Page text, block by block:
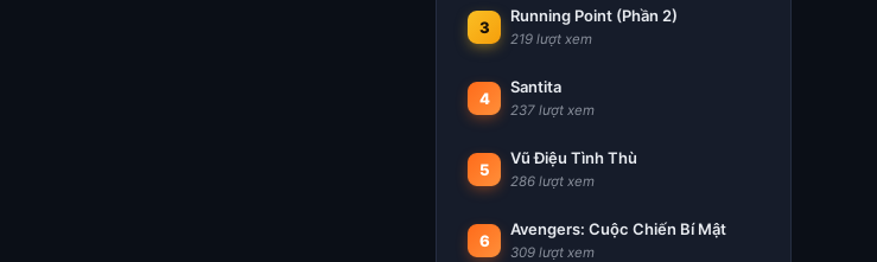
3
Running Point (Phần 2)
219 lượt xem
4
Santita
237 lượt xem
5
Vũ Điệu Tình Thù
286 lượt xem
6
Avengers: Cuộc Chiến Bí Mật
309 lượt xem